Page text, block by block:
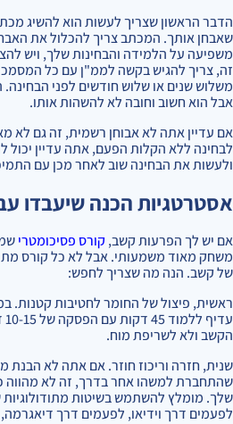
הדבר הראשון שצריך לעשות הוא להשיג
שאבחן אותך. המכתב צריך להכלול את
משפיעה על הלמידה והבחינות שלך, ויש
זה, צריך להגיש בקשה לממ"ן עם כל
משלוש שנים או שלוש חודשים לפני
אבל הוא חשוב וחובה לא להשהות אותו.
אם עדיין אתה לא אבוחן רשמית, זה גם לא
לבחינה ללא הקלות הפעם, אתה עדיין יכול
ולעשות את הבחינה שוב לאחר מכן עם
אסטרטגיות הכנה שיעבדו
אם יש לך הפרעות קשב,קורס פסיכומטרי
משחק מאוד משמעותי. אבל לא כל קורס
של קשב. הנה מה שצריך לחפש:
ראשית, פיצול של החומר לחטיבות קטנות.
הקשב ולא לשריפת מוח.
שנית, חזרה וריכוז חוזר. אם אתה לא הבנת
שהתחברת למשהו אחר בדרך, זה לא מהווה
שלך. מומלץ להשתמש בשיטות מתודולוגיות
לפעמים דרך וידיאו, לפעמים דרך